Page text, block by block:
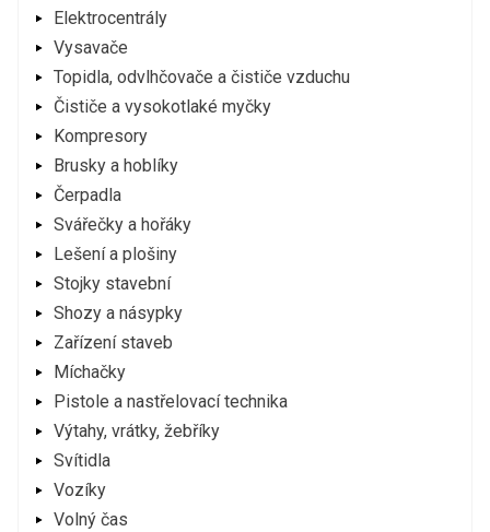
Elektrocentrály
Vysavače
Topidla, odvlhčovače a čističe vzduchu
Čističe a vysokotlaké myčky
Kompresory
Brusky a hoblíky
Čerpadla
Svářečky a hořáky
Lešení a plošiny
Stojky stavební
Shozy a násypky
Zařízení staveb
Míchačky
Pistole a nastřelovací technika
Výtahy, vrátky, žebříky
Svítidla
Vozíky
Volný čas